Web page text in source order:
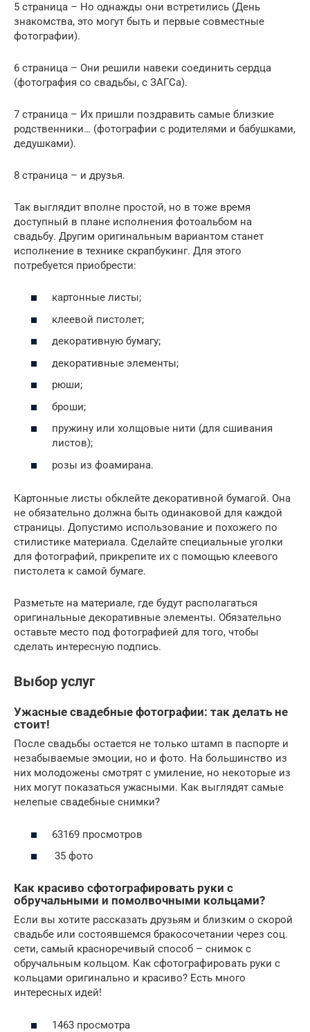
5 страница – Но однажды они встретились (День
знакомства, это могут быть и первые совместные
фотографии).
6 страница – Они решили навеки соединить сердца
(фотография со свадьбы, с ЗАГСа).
7 страница – Их пришли поздравить самые близкие
родственники… (фотографии с родителями и бабушками,
дедушками).
8 страница – и друзья.
Так выглядит вполне простой, но в тоже время
доступный в плане исполнения фотоальбом на
свадьбу. Другим оригинальным вариантом станет
исполнение в технике скрапбукинг. Для этого
потребуется приобрести:
картонные листы;
клеевой пистолет;
декоративную бумагу;
декоративные элементы;
рюши;
броши;
пружину или холщовые нити (для сшивания
листов);
розы из фоамирана.
Картонные листы обклейте декоративной бумагой. Она
не обязательно должна быть одинаковой для каждой
страницы. Допустимо использование и похожего по
стилистике материала. Сделайте специальные уголки
для фотографий, прикрепите их с помощью клеевого
пистолета к самой бумаге.
Разметьте на материале, где будут располагаться
оригинальные декоративные элементы. Обязательно
оставьте место под фотографией для того, чтобы
сделать интересную подпись.
Выбор услуг
Ужасные свадебные фотографии: так делать не
стоит!
После свадьбы остается не только штамп в паспорте и
незабываемые эмоции, но и фото. На большинство из
них молодожены смотрят с умиление, но некоторые из
них могут показаться ужасными. Как выглядят самые
нелепые свадебные снимки?
63169 просмотров
35 фото
Как красиво сфотографировать руки с
обручальными и помолвочными кольцами?
Если вы хотите рассказать друзьям и близким о скорой
свадьбе или состоявшемся бракосочетании через соц.
сети, самый красноречивый способ – снимок с
обручальным кольцом. Как сфотографировать руки с
кольцами оригинально и красиво? Есть много
интересных идей!
1463 просмотра